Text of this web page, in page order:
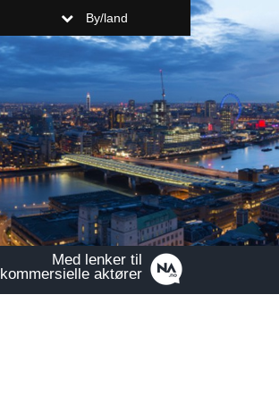
By/land
Med lenker til
kommersielle aktører